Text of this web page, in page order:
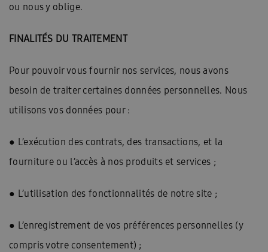
ou nous y oblige.
FINALITÉS DU TRAITEMENT
Pour pouvoir vous fournir nos services, nous avons
besoin de traiter certaines données personnelles. Nous
utilisons vos données pour :
● L’exécution des contrats, des transactions, et la
fourniture ou l’accès à nos produits et services ;
● L’utilisation des fonctionnalités de notre site ;
● L’enregistrement de vos préférences personnelles (y
compris votre consentement) ;